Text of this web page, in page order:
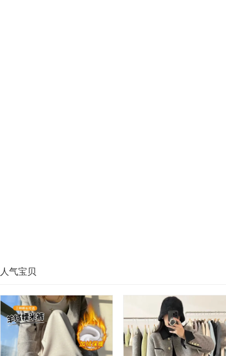
人气宝贝